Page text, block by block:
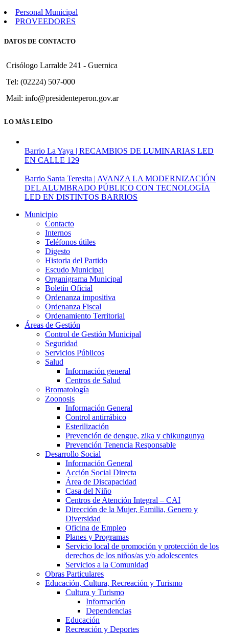
Personal Municipal
PROVEEDORES
DATOS DE CONTACTO
Crisólogo Larralde 241 - Guernica
Tel: (02224) 507-000
Mail: info@presidenteperon.gov.ar
LO MÁS LEÍDO
Barrio La Yaya | RECAMBIOS DE LUMINARIAS LED
EN CALLE 129
Barrio Santa Teresita | AVANZA LA MODERNIZACIÓN
DEL ALUMBRADO PÚBLICO CON TECNOLOGÍA
LED EN DISTINTOS BARRIOS
Municipio
Contacto
Internos
Teléfonos útiles
Digesto
Historia del Partido
Escudo Municipal
Organigrama Municipal
Boletín Oficial
Ordenanza impositiva
Ordenanza Fiscal
Ordenamiento Territorial
Áreas de Gestión
Control de Gestión Municipal
Seguridad
Servicios Públicos
Salud
Información general
Centros de Salud
Bromatología
Zoonosis
Información General
Control antirrábico
Esterilización
Prevención de dengue, zika y chikungunya
Prevención Tenencia Responsable
Desarrollo Social
Información General
Acción Social Directa
Área de Discapacidad
Casa del Niño
Centros de Atención Integral – CAI
Dirección de la Mujer, Familia, Genero y
Diversidad
Oficina de Empleo
Planes y Programas
Servicio local de promoción y protección de los
derechos de los niños/as y/o adolescentes
Servicios a la Comunidad
Obras Particulares
Educación, Cultura, Recreación y Turismo
Cultura y Turismo
Información
Dependencias
Educación
Recreación y Deportes